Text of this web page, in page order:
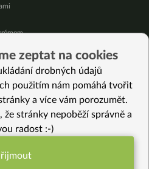
a vločkami
zeptat na cookies
drobných údajů
použitím nám pomáhá tvořit
a více vám porozumět.
že stránky nepoběží správně a
radost :-)
(vždy